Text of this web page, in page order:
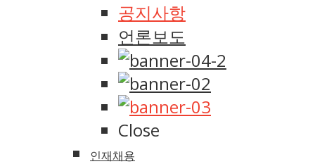
공지사항
언론보도
Close
인재채용